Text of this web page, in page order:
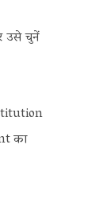
उसे चुनें
का